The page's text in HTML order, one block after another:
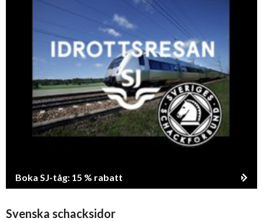
Boka SJ-tåg: 15 % rabatt
Svenska schacksidor